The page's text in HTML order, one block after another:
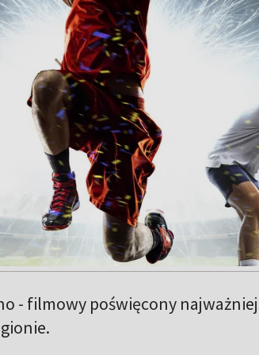
- filmowy poświęcony